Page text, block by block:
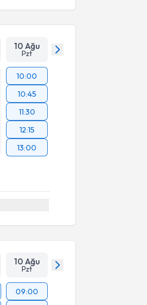
10 Ağu
Pzt
10:00
10:45
11:30
12:15
13:00
10 Ağu
Pzt
09:00